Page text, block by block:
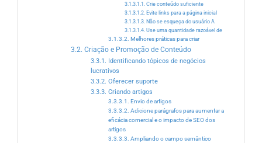
3.1.3.1.1. Crie conteúdo suficiente
3.1.3.1.2. Evite links para a página inicial
3.1.3.1.3. Não se esqueça do usuário A
3.1.3.1.4. Use uma quantidade razoável de
3.1.3.2. Melhores práticas para criar
3.2. Criação e Promoção de Conteúdo
3.3.1. Identificando tópicos de negócios
lucrativos
3.3.2. Oferecer suporte
3.3.3. Criando artigos
3.3.3.1. Envio de artigos
3.3.3.2. Adicione parágrafos para aumentar a
eficácia comercial e o impacto de SEO dos
artigos
3.3.3.3. Ampliando o campo semântico